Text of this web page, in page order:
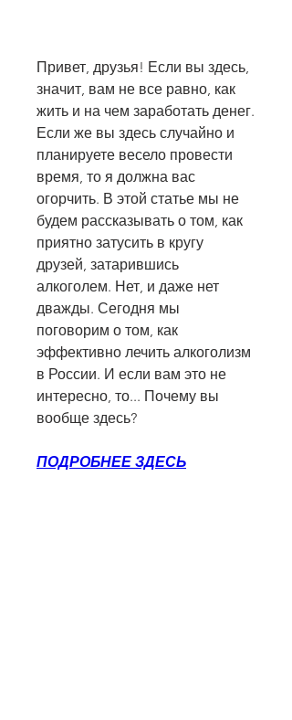
Привет, друзья! Если вы здесь,
значит, вам не все равно, как
жить и на чем заработать денег.
Если же вы здесь случайно и
планируете весело провести
время, то я должна вас
огорчить. В этой статье мы не
будем рассказывать о том, как
приятно затусить в кругу
друзей, затарившись
алкоголем. Нет, и даже нет
дважды. Сегодня мы
поговорим о том, как
эффективно лечить алкоголизм
в России. И если вам это не
интересно, то... Почему вы
вообще здесь?
ПОДРОБНЕЕ ЗДЕСЬ